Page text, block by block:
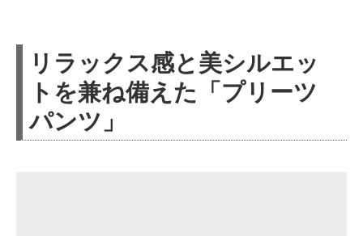
リラックス感と美シルエッ
トを兼ね備えた「プリーツ
パンツ」